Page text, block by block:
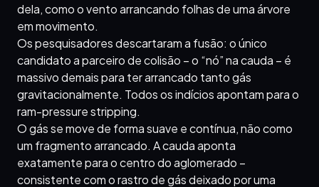
dela, como o vento arrancando folhas de uma árvore
em movimento.
Os pesquisadores descartaram a fusão: o único
candidato a parceiro de colisão – o “nó” na cauda – é
massivo demais para ter arrancado tanto gás
gravitacionalmente. Todos os indícios apontam para o
ram-pressure stripping.
O gás se move de forma suave e contínua, não como
um fragmento arrancado. A cauda aponta
exatamente para o centro do aglomerado –
consistente com o rastro de gás deixado por uma